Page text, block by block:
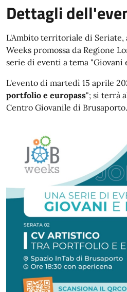
Dettagli
L'Ambito territoriale di Seriate,
Weeks promossa da Regione
serie di eventi a tema "Giovani
L'evento di martedì 15 aprile
portfolio e europass"; si terrà
Centro Giovanile di Brusaporto.